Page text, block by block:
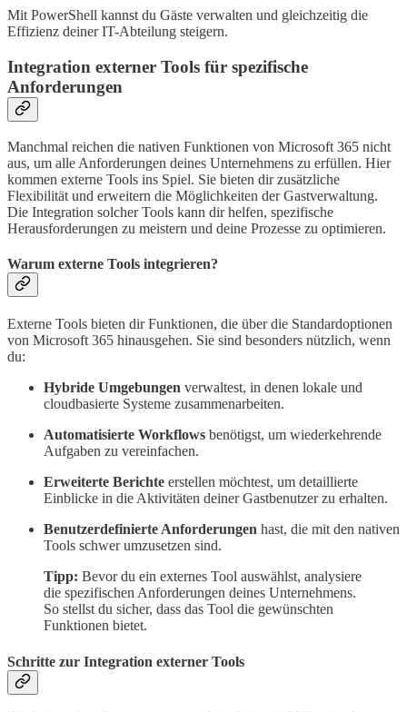
Mit PowerShell kannst du Gäste verwalten und gleichzeitig die
Effizienz deiner IT-Abteilung steigern.
Integration externer Tools für spezifische
Anforderungen
Manchmal reichen die nativen Funktionen von Microsoft 365 nicht
aus, um alle Anforderungen deines Unternehmens zu erfüllen. Hier
kommen externe Tools ins Spiel. Sie bieten dir zusätzliche
Flexibilität und erweitern die Möglichkeiten der Gastverwaltung.
Die Integration solcher Tools kann dir helfen, spezifische
Herausforderungen zu meistern und deine Prozesse zu optimieren.
Warum externe Tools integrieren?
Externe Tools bieten dir Funktionen, die über die Standardoptionen
von Microsoft 365 hinausgehen. Sie sind besonders nützlich, wenn
du:
Hybride Umgebungen verwaltest, in denen lokale und
cloudbasierte Systeme zusammenarbeiten.
Automatisierte Workflows benötigst, um wiederkehrende
Aufgaben zu vereinfachen.
Erweiterte Berichte erstellen möchtest, um detaillierte
Einblicke in die Aktivitäten deiner Gastbenutzer zu erhalten.
Benutzerdefinierte Anforderungen hast, die mit den nativen
Tools schwer umzusetzen sind.
Tipp: Bevor du ein externes Tool auswählst, analysiere
die spezifischen Anforderungen deines Unternehmens.
So stellst du sicher, dass das Tool die gewünschten
Funktionen bietet.
Schritte zur Integration externer Tools